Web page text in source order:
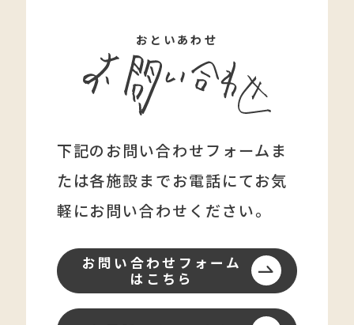
おといあわせ
下記のお問い合わせフォームま
たは各施設までお電話にてお気
軽にお問い合わせください。
お問い合わせフォーム
はこちら